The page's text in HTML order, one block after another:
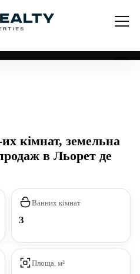
кімнат, земельна
в Льорет де
Ванних кімнат
3
Площа, м²